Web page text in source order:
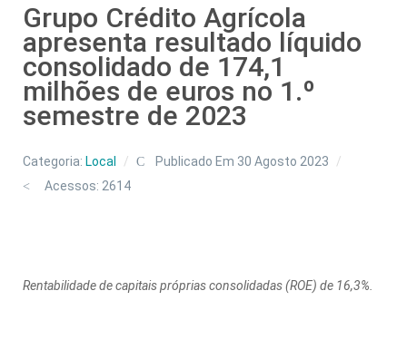
Grupo Crédito Agrícola
apresenta resultado líquido
consolidado de 174,1
milhões de euros no 1.º
semestre de 2023
Categoria: Local
Publicado Em 30 Agosto 2023
Acessos: 2614
Rentabilidade de capitais próprias consolidadas (ROE) de 16,3%.